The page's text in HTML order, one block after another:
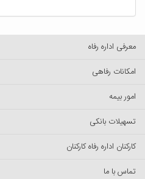
معرفی اداره رفاه
امکانات رفاهی
امور بیمه
تسهیلات بانکی
کارکنان اداره رفاه کارکنان
تماس با ما